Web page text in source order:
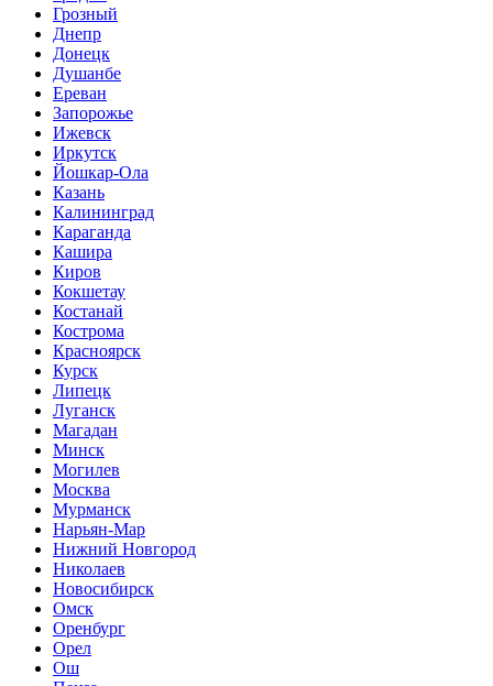
Грозный
Днепр
Донецк
Душанбе
Ереван
Запорожье
Ижевск
Иркутск
Йошкар-Ола
Казань
Калининград
Караганда
Кашира
Киров
Кокшетау
Костанай
Кострома
Красноярск
Курск
Липецк
Луганск
Магадан
Минск
Могилев
Москва
Мурманск
Нарьян-Мар
Нижний Новгород
Николаев
Новосибирск
Омск
Оренбург
Орел
Ош